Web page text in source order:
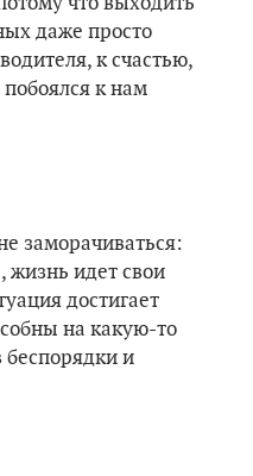
даже просто
к счастью,
к нам
заморачиваться:
жизнь идет свои
достигает
на какую-то
беспорядки и